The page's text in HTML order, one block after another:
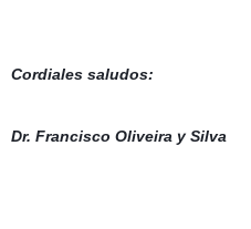
Cordiales saludos:
Dr. Francisco Oliveira y Silva